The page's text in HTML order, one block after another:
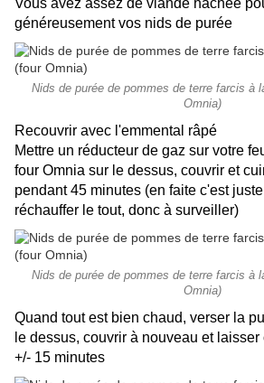
Vous avez assez de viande hachée
généreusement vos nids de purée
Nids de purée de pommes de terre farcis à
Omnia)
Recouvrir avec l'emmental râpé
Mettre un réducteur de gaz sur votre
four Omnia sur le dessus, couvrir et
pendant 45 minutes (en faite c'est
réchauffer le tout, donc à surveiller)
Nids de purée de pommes de terre farcis à
Omnia)
Quand tout est bien chaud, verser la
le dessus, couvrir à nouveau et
+/- 15 minutes